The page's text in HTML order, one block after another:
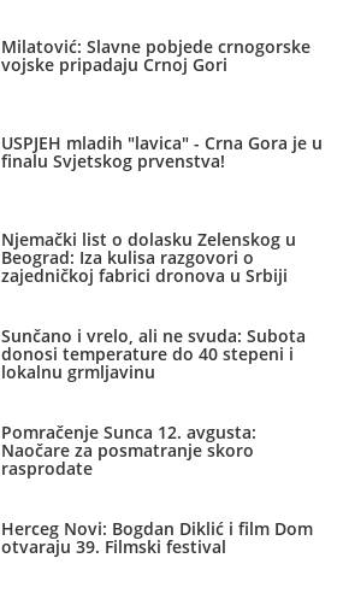
Milatović: Slavne pobjede crnogorske
vojske pripadaju Crnoj Gori
USPJEH mladih "lavica" - Crna Gora je u
finalu Svjetskog prvenstva!
Njemački list o dolasku Zelenskog u
Beograd: Iza kulisa razgovori o
zajedničkoj fabrici dronova u Srbiji
Sunčano i vrelo, ali ne svuda: Subota
donosi temperature do 40 stepeni i
lokalnu grmljavinu
Pomračenje Sunca 12. avgusta:
Naočare za posmatranje skoro
rasprodate
Herceg Novi: Bogdan Diklić i film Dom
otvaraju 39. Filmski festival